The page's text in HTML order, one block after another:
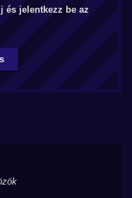
és jelentkezz be az